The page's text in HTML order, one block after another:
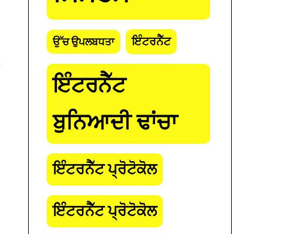
ਉੱਚ ਉਪਲਬਧਤਾ ਇੰਟਰਨੈੱਟ
ਇੰਟਰਨੈੱਟ
ਬੁਨਿਆਦੀ ਢਾਂਚਾ
ਇੰਟਰਨੈੱਟ ਪ੍ਰੋਟੋਕੋਲ
ਇੰਟਰਨੈੱਟ ਪ੍ਰੋਟੋਕੋਲ